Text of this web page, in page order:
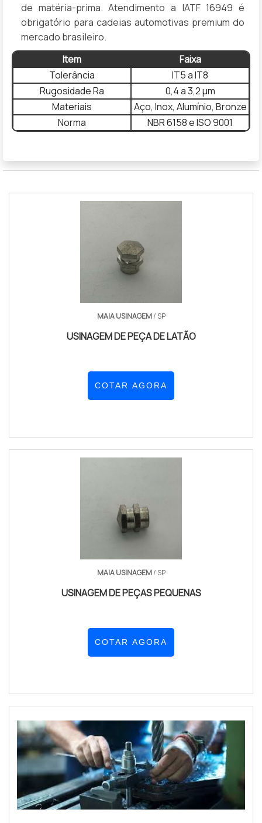
de matéria-prima. Atendimento a IATF 16949 é
obrigatório para cadeias automotivas premium do
mercado brasileiro.
Item
Faixa
Tolerância
IT5 a IT8
Rugosidade Ra
0,4 a 3,2 µm
Materiais
Aço, Inox, Alumínio, Bronze
Norma
NBR 6158 e ISO 9001
MAIA USINAGEM/ SP
USINAGEM DE PEÇA DE LATÃO
COTAR AGORA
MAIA USINAGEM/ SP
USINAGEM DE PEÇAS PEQUENAS
COTAR AGORA